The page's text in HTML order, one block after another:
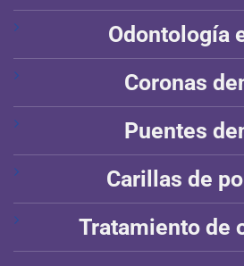
Odontología
Coronas
Puentes
Carillas de
Tratamiento de